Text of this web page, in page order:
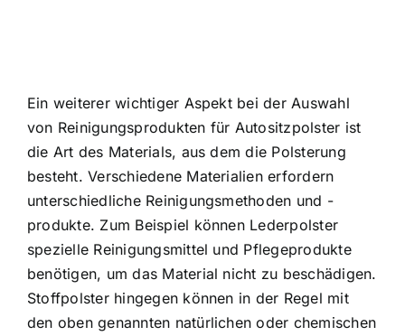
Ein weiterer wichtiger Aspekt bei der Auswahl
von Reinigungsprodukten für Autositzpolster ist
die Art des Materials, aus dem die Polsterung
besteht. Verschiedene Materialien erfordern
unterschiedliche Reinigungsmethoden und -
produkte. Zum Beispiel können Lederpolster
spezielle Reinigungsmittel und Pflegeprodukte
benötigen, um das Material nicht zu beschädigen.
Stoffpolster hingegen können in der Regel mit
den oben genannten natürlichen oder chemischen